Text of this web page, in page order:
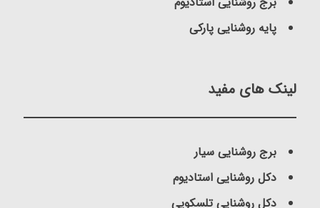
پایه روشنایی پارکی
لینک های مفید
برج روشنایی سیار
دکل روشنایی استادیوم
دکل روشنایی تلسکوپی